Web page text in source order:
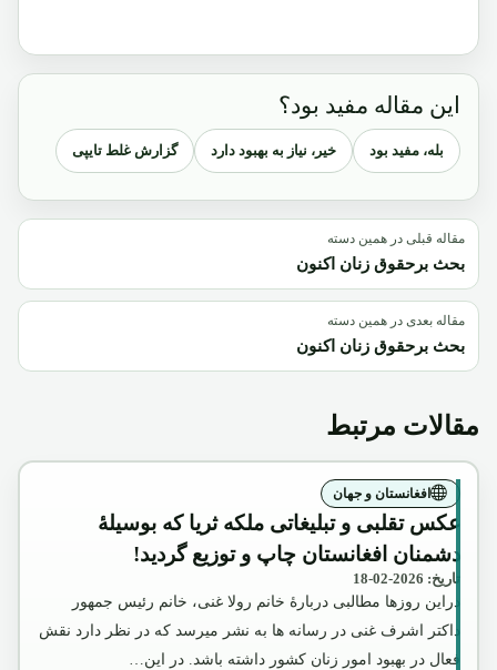
این مقاله مفید بود؟
بله، مفید بود خیر، نیاز به بهبود دارد گزارش غلط تایپی
مقاله قبلی در همین دسته
بحث برحقوق زنان اکنون
مقاله بعدی در همین دسته
بحث برحقوق زنان اکنون
مقالات مرتبط
افغانستان و جهان
عکس تقلبی و تبلیغاتی ملکه ثریا که بوسیلۀ
دشمنان افغانستان چاپ و توزیع گردید!
تاریخ: 2026-02-18
دراین روزها مطالبی دربارۀ خانم رولا غنی، خانم رئیس جمهور
داکتر اشرف غنی در رسانه ها به نشر میرسد که در نظر دارد نقش
فعال در بهبود امور زنان کشور داشته باشد. در این…